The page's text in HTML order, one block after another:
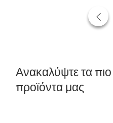
Ανακαλύψτε τα
προϊόντα μας